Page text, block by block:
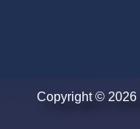
Copyright © 2026